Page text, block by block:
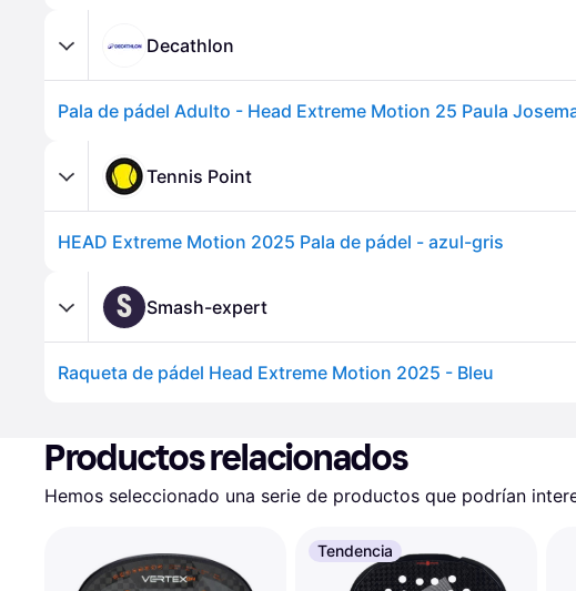
Decathlon
Pala de pádel Adulto - Head Extreme Motion 25 Paula
Tennis Point
HEAD Extreme Motion 2025 Pala de pádel - azul-gris
S Smash-expert
Raqueta de pádel Head Extreme Motion 2025 - Bleu
Productos relacionados
Hemos seleccionado una serie de productos que podrían
Tendencia